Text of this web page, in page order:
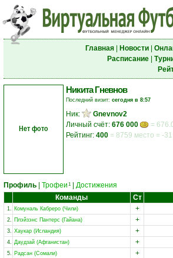
Главная| Новости|
Расписание|
Нет фото
Никита Гневнов
Последний визит: сегодня в 8:57
Ник:
Gnevnov2
Личный счёт: 676 000
=
Рейтинг: 400 = 8759 место = -31
Профиль Трофеи 1
Достижения
Команды
Ст
1. Комуналь Кабреро (Чили) +
2. Плэйзэнс Пантерс (Гайана) +
3. Хаукар (Исландия) +
4. Даудзай (Афганистан) +
5. Радсан (Сомали) +